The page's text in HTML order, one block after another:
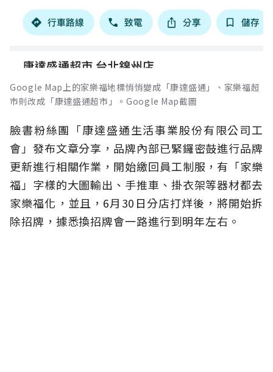
Google Map上的家樂福地標悄悄變成「康達盛通」、家樂福超
市則改成「康達盛通超市」。Google Map截圖
臉書粉絲團「康達盛通生活事業股份有限公司工
會」發布文章分享，品牌內部已緊鑼密鼓進行品牌
更新進行相關作業，開始繳回員工制服，有「家樂
福」字樣的大圖輸出、手推車、掛衣架等器材都去
家樂福化，並且，6月30日分店打烊後，將開始拆
除招牌，據悉換招牌會一路進行到明年左右。